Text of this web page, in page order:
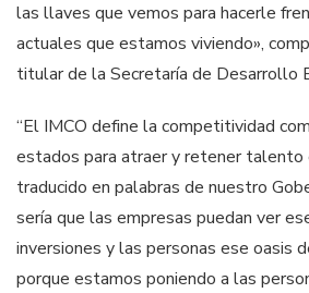
las llaves que vemos para hacerle
actuales que estamos viviendo»,
titular de la Secretaría de Desarrollo
“El IMCO define la competitividad
estados para atraer y retener talento
traducido en palabras de nuestro
sería que las empresas puedan ver
inversiones y las personas ese oasis
porque estamos poniendo a las